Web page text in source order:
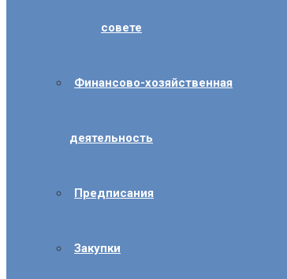
совете
Финансово-хозяйственная
деятельность
Предписания
Закупки